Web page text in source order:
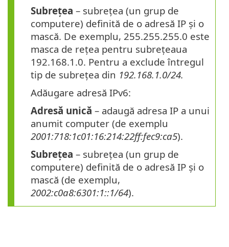
Subrețea – subrețea (un grup de
computere) definită de o adresă IP și o
mască. De exemplu, 255.255.255.0 este
masca de rețea pentru subrețeaua
192.168.1.0. Pentru a exclude întregul
tip de subrețea din 192.168.1.0/24.
Adăugare adresă IPv6:
Adresă unică – adaugă adresa IP a unui
anumit computer (de exemplu
2001:718:1c01:16:214:22ff:fec9:ca5).
Subrețea – subrețea (un grup de
computere) definită de o adresă IP și o
mască (de exemplu,
2002:c0a8:6301:1::1/64).